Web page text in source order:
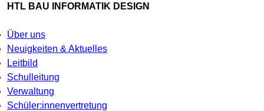
HTL BAU INFORMATIK DESIGN
Über uns
Neuigkeiten & Aktuelles
Leitbild
Schulleitung
Verwaltung
Schüler:innenvertretung